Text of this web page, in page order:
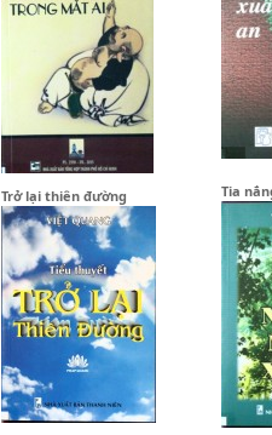
Trở lại thiên đường Tia